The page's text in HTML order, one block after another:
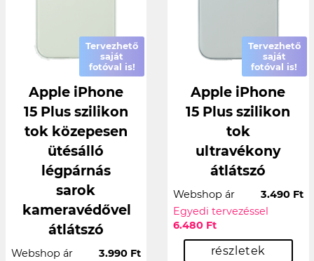
Tervezhető
saját
fotóval is!
Apple iPhone
15 Plus szilikon
tok közepesen
ütésálló
légpárnás
sarok
kameravédővel
átlátszó
Webshop ár
3.990 Ft
Tervezhető
saját
fotóval is!
Apple iPhone
15 Plus szilikon
tok
ultravékony
átlátszó
Webshop ár
3.490 Ft
Egyedi tervezéssel
6.480 Ft
részletek